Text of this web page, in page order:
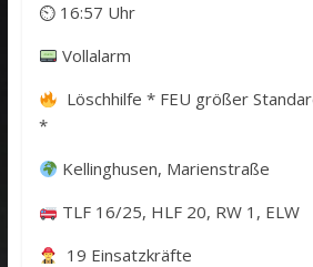
⏲ 16:57 Uhr
Vollalarm
Löschhilfe * FEU größer
*
Kellinghusen, Marienstraße
TLF 16/25, HLF 20, RW 1, ELW
19 Einsatzkräfte